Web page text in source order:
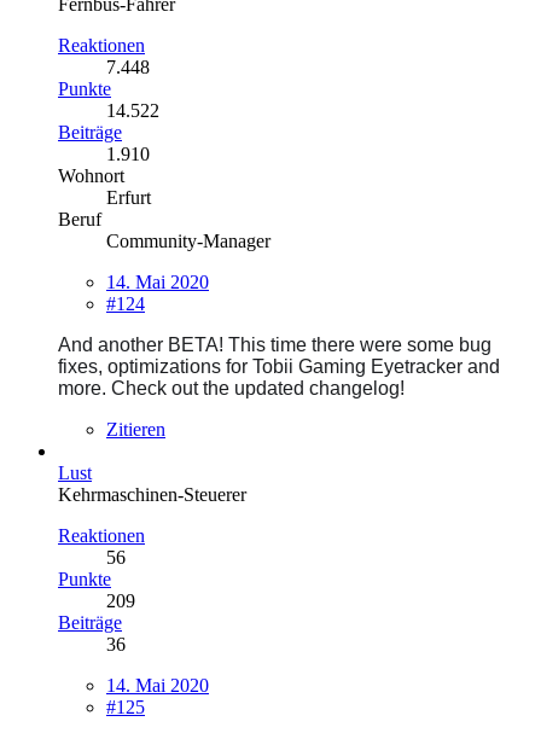
Reaktionen
7.448
Punkte
14.522
Beiträge
1.910
Wohnort
Erfurt
Beruf
Community-Manager
14. Mai 2020
#124
And another BETA! This time there were some bug
fixes, optimizations for Tobii Gaming Eyetracker and
more. Check out the updated changelog!
Zitieren
Lust
Kehrmaschinen-Steuerer
Reaktionen
56
Punkte
209
Beiträge
36
14. Mai 2020
#125